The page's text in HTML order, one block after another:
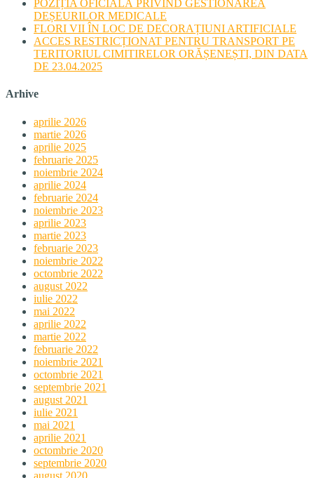
POZIȚIA OFICIALĂ PRIVIND GESTIONAREA
DEȘEURILOR MEDICALE
FLORI VII ÎN LOC DE DECORAȚIUNI ARTIFICIALE
ACCES RESTRICȚIONAT PENTRU TRANSPORT PE
TERITORIUL CIMITIRELOR ORĂȘENEȘTI, DIN DATA
DE 23.04.2025
Arhive
aprilie 2026
martie 2026
aprilie 2025
februarie 2025
noiembrie 2024
aprilie 2024
februarie 2024
noiembrie 2023
aprilie 2023
martie 2023
februarie 2023
noiembrie 2022
octombrie 2022
august 2022
iulie 2022
mai 2022
aprilie 2022
martie 2022
februarie 2022
noiembrie 2021
octombrie 2021
septembrie 2021
august 2021
iulie 2021
mai 2021
aprilie 2021
octombrie 2020
septembrie 2020
august 2020